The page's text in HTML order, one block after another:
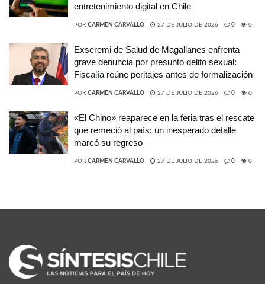
entretenimiento digital en Chile
POR CARMEN CARVALLO 27 DE JULIO DE 2026 0 0
Exseremi de Salud de Magallanes enfrenta
grave denuncia por presunto delito sexual:
Fiscalía reúne peritajes antes de formalización
POR CARMEN CARVALLO 27 DE JULIO DE 2026 0 0
«El Chino» reaparece en la feria tras el rescate
que remeció al país: un inesperado detalle
marcó su regreso
POR CARMEN CARVALLO 27 DE JULIO DE 2026 0 0